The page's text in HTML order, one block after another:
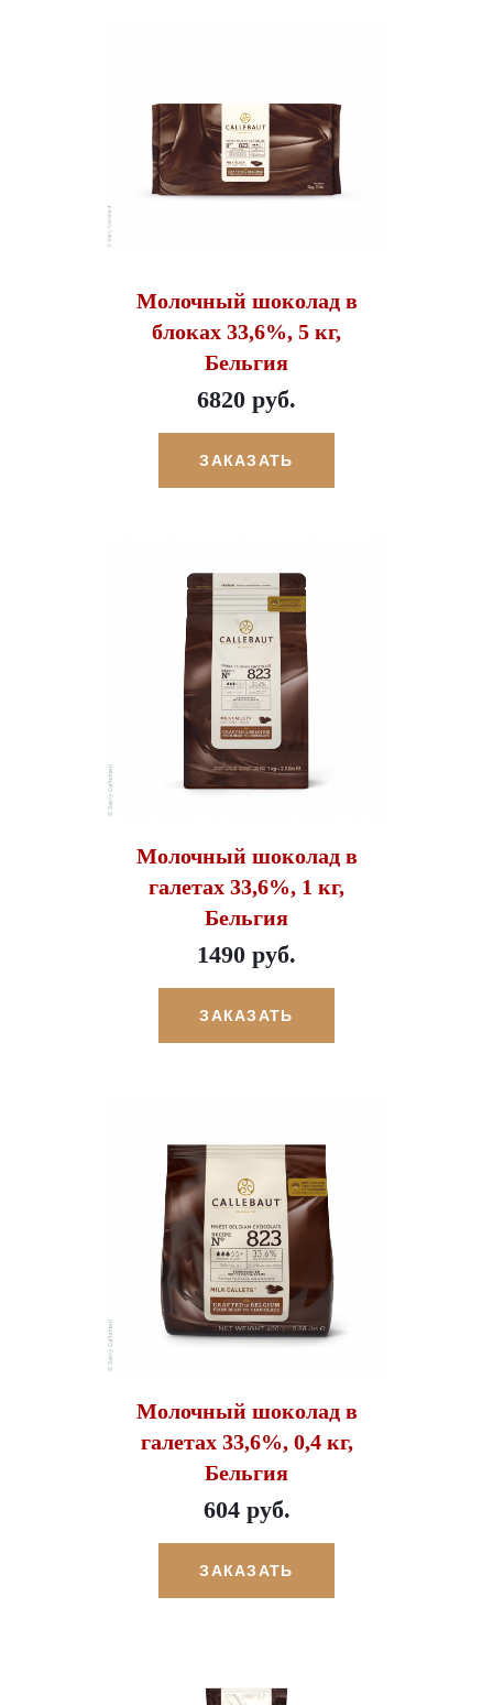
Молочный шоколад в
блоках 33,6%, 5 кг,
Бельгия
6820 руб.
ЗАКАЗАТЬ
Молочный шоколад в
галетах 33,6%, 1 кг,
Бельгия
1490 руб.
ЗАКАЗАТЬ
Молочный шоколад в
галетах 33,6%, 0,4 кг,
Бельгия
604 руб.
ЗАКАЗАТЬ